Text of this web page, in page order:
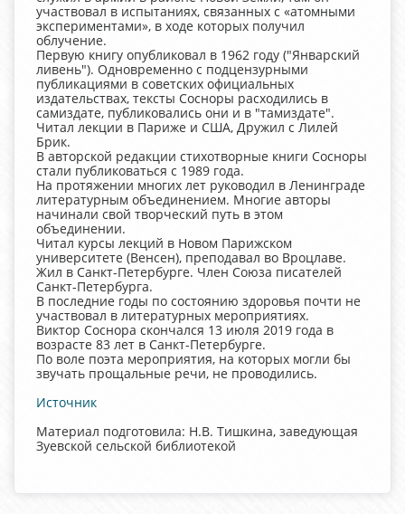
участвовал в испытаниях, связанных с «атомными
экспериментами», в ходе которых получил
облучение.
Первую книгу опубликовал в 1962 году ("Январский
ливень"). Одновременно с подцензурными
публикациями в советских официальных
издательствах, тексты Сосноры расходились в
самиздате, публиковались они и в "тамиздате".
Читал лекции в Париже и США, Дружил с Лилей
Брик.
В авторской редакции стихотворные книги Сосноры
стали публиковаться с 1989 года.
На протяжении многих лет руководил в Ленинграде
литературным объединением. Многие авторы
начинали свой творческий путь в этом
объединении.
Читал курсы лекций в Новом Парижском
университете (Венсен), преподавал во Вроцлаве.
Жил в Санкт-Петербурге. Член Союза писателей
Санкт-Петербурга.
В последние годы по состоянию здоровья почти не
участвовал в литературных мероприятиях.
Виктор Соснора скончался 13 июля 2019 года в
возрасте 83 лет в Санкт-Петербурге.
По воле поэта мероприятия, на которых могли бы
звучать прощальные речи, не проводились.
Источник
Материал подготовила: Н.В. Тишкина, заведующая
Зуевской сельской библиотекой